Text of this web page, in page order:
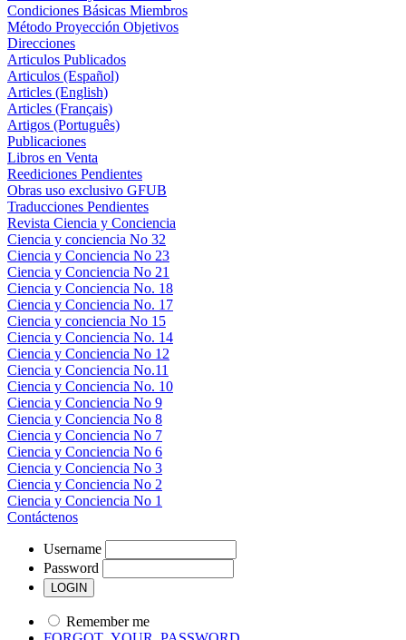
Condiciones Básicas Miembros
Método Proyección Objetivos
Direcciones
Articulos Publicados
Articulos (Español)
Articles (English)
Articles (Français)
Artigos (Português)
Publicaciones
Libros en Venta
Reediciones Pendientes
Obras uso exclusivo GFUB
Traducciones Pendientes
Revista Ciencia y Conciencia
Ciencia y conciencia No 32
Ciencia y Conciencia No 23
Ciencia y Conciencia No 21
Ciencia y Conciencia No. 18
Ciencia y Conciencia No. 17
Ciencia y conciencia No 15
Ciencia y Conciencia No. 14
Ciencia y Conciencia No 12
Ciencia y Conciencia No.11
Ciencia y Conciencia No. 10
Ciencia y Conciencia No 9
Ciencia y Conciencia No 8
Ciencia y Conciencia No 7
Ciencia y Conciencia No 6
Ciencia y Conciencia No 3
Ciencia y Conciencia No 2
Ciencia y Conciencia No 1
Contáctenos
Username
Password
Remember me